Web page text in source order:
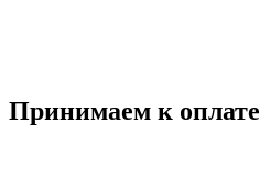
Принимаем к оплате